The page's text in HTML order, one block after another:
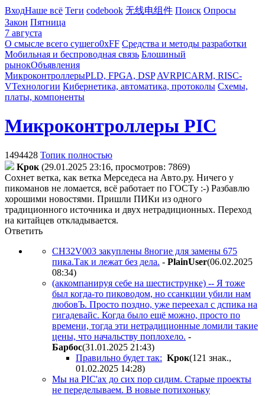
ВходНаше всё Теги codebook 无线电组件 Поиск Опросы
Закон Пятница
7 августа
О смысле всего сущего0xFF Средства и методы разработки
Мобильная и беспроводная связь Блошиный
рынокОбъявления
МикроконтроллерыPLD, FPGA, DSP AVRPICARM, RISC-
VТехнологии Кибернетика, автоматика, протоколы Схемы,
платы, компоненты
Микроконтроллеры PIC
1494428 Топик полностью
Kpoк (29.01.2025 23:16, просмотров: 7869)
Сохнет ветка, как ветка Мерседеса на Авто.ру. Ничего у
пикоманов не ломается, всё работает по ГОСТу :-) Разбавлю
хорошими новостями. Пришли ПИКи из одного
традиционного источника и двух нетрадиционных. Переход
на китайцев откладывается.
Ответить
CH32V003 закуплены 8ногие для замены 675
пика.Так и лежат без дела. - PlainUser(06.02.2025
08:34)
(аккомпанируя себе на шестиструнке) -- Я тоже
был когда-то пиководом, но ссанкции убили нам
любовЪ. Просто поздно, уже переехал с дспика на
гигадевайс. Когда было ещё можно, просто по
времени, тогда эти нетрадиционные ломили такие
цены, что начальству поплохело. -
Бapбoc(31.01.2025 21:43)
Правильно будет так: Kpoк(121 знак.,
01.02.2025 14:28)
Мы на PIC'ах до сих пор сидим. Старые проекты
не переделываем. В новые потихоньку